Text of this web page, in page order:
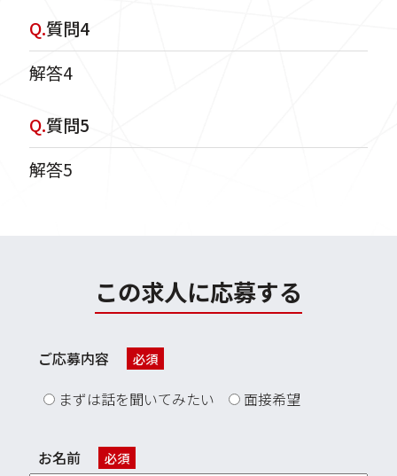
Q.質問4
解答4
Q.質問5
解答5
この求人に応募する
ご応募内容 必須
まずは話を聞いてみたい 面接希望
お名前 必須